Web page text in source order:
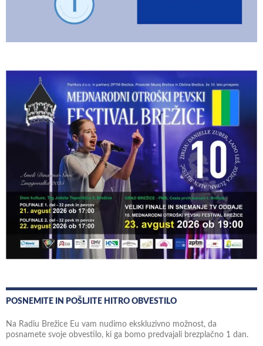
POSNEMITE IN POŠLJITE HITRO OBVESTILO
Na Radiu Brežice Eu vam nudimo ekskluzivno možnost, da
posnamete svoje obvestilo, ki ga bomo predvajali brezplačno 1 dan.